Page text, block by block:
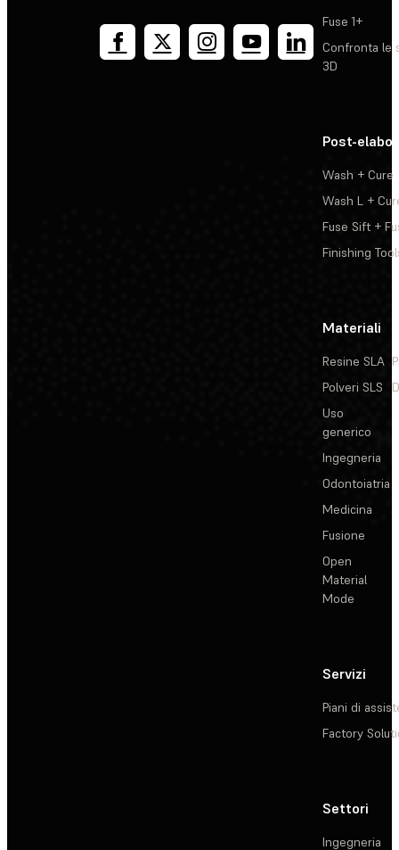
Fuse 1+
Confronta le
3D
Post-
Wash + Cure
Wash L +
Fuse Sift +
Finishing
Materiali
Resine SLA
Polveri SLS
Uso
generico
Ingegneria
Odontoiatria
Medicina
Fusione
Open
Material
Mode
Servizi
Piani di
Factory
Settori
Ingegneria